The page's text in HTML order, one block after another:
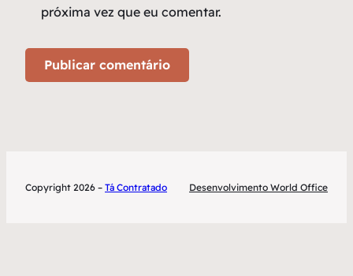
próxima vez que eu comentar.
Copyright 2026 – Tá Contratado Desenvolvimento World Office